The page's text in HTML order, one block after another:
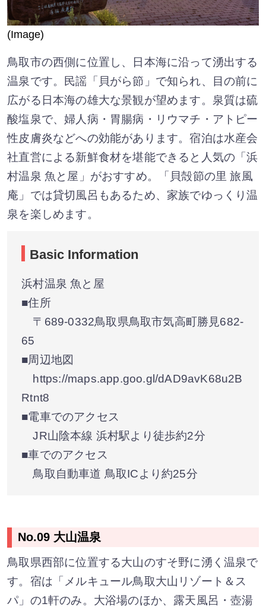
(Image)
鳥取市の西側に位置し、日本海に沿って湧出する
温泉です。民謡「貝がら節」で知られ、目の前に
広がる日本海の雄大な景観が望めます。泉質は硫
酸塩泉で、婦人病・胃腸病・リウマチ・アトピー
性皮膚炎などへの効能があります。宿泊は水産会
社直営による新鮮食材を堪能できると人気の「浜
村温泉 魚と屋」がおすすめ。「貝殻節の里 旅風
庵」では貸切風呂もあるため、家族でゆっくり温
泉を楽しめます。
Basic Information
浜村温泉 魚と屋
■住所
〒689-0332鳥取県鳥取市気高町勝見682-
65
■周辺地図
https://maps.app.goo.gl/dAD9avK68u2B
Rtnt8
■電車でのアクセス
JR山陰本線 浜村駅より徒歩約2分
■車でのアクセス
鳥取自動車道 鳥取ICより約25分
No.09 大山温泉
鳥取県西部に位置する大山のすそ野に湧く温泉で
す。宿は「メルキュール鳥取大山リゾート＆ス
パ」の1軒のみ。大浴場のほか、露天風呂・壺湯